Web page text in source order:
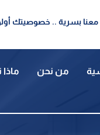
بسرية .. خصوصيتك
من نحن ماذا